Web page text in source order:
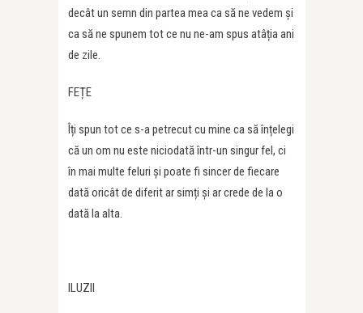
decât un semn din partea mea ca să ne vedem și
ca să ne spunem tot ce nu ne-am spus atâția ani
de zile.
FEȚE
Îți spun tot ce s-a petrecut cu mine ca să înțelegi
că un om nu este niciodată într-un singur fel, ci
în mai multe feluri și poate fi sincer de fiecare
dată oricât de diferit ar simți și ar crede de la o
dată la alta.
ILUZII